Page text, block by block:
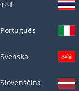
বাংলা
Português
Svenska
Slovenščina